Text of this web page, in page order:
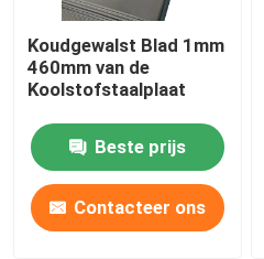
Koudgewalst Blad 1mm
460mm van de
Koolstofstaalplaat
Beste prijs
Contacteer ons